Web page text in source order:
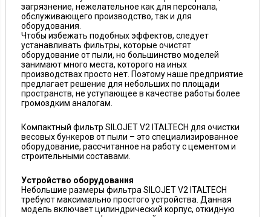
загрязнение, нежелательное как для персонала,
обслуживающего производство, так и для
оборудования.
Чтобы избежать подобных эффектов, следует
устанавливать фильтры, которые очистят
оборудование от пыли, но большинство моделей
занимают много места, которого на иных
производствах просто нет. Поэтому наше предприятие
предлагает решение для небольших по площади
пространств, не уступающее в качестве работы более
громоздким аналогам.
Компактный фильтр SILOJET V2 ITALTECH для очистки
весовых бункеров от пыли – это специализированное
оборудование, рассчитанное на работу с цементом и
строительными составами.
Устройство оборудования
Небольшие размеры фильтра SILOJET V2 ITALTECH
требуют максимально простого устройства. Данная
модель включает цилиндрический корпус, откидную